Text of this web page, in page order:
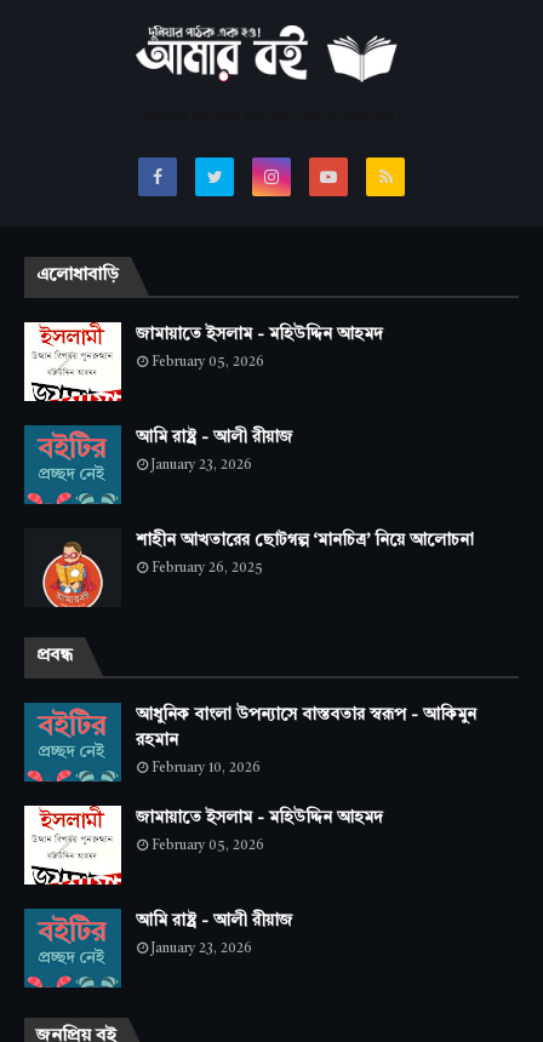
এলোধাবাড়ি
জামায়াতে ইসলাম - মহিউদ্দিন আহমদ
February 05, 2026
আমি রাষ্ট্র - আলী রীয়াজ
January 23, 2026
শাহীন আখতারের ছোটগল্প ‘মানচিত্র’ নিয়ে আলোচনা
February 26, 2025
প্রবন্ধ
আধুনিক বাংলা উপন্যাসে বাস্তবতার স্বরূপ - আকিমুন
রহমান
February 10, 2026
জামায়াতে ইসলাম - মহিউদ্দিন আহমদ
February 05, 2026
আমি রাষ্ট্র - আলী রীয়াজ
January 23, 2026
জনপ্রিয় বই